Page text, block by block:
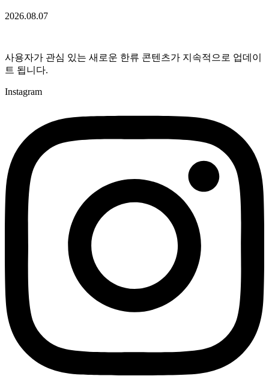
2026.08.07
사용자가 관심 있는 새로운 한류 콘텐츠가 지속적으로 업데이
트 됩니다.
Instagram